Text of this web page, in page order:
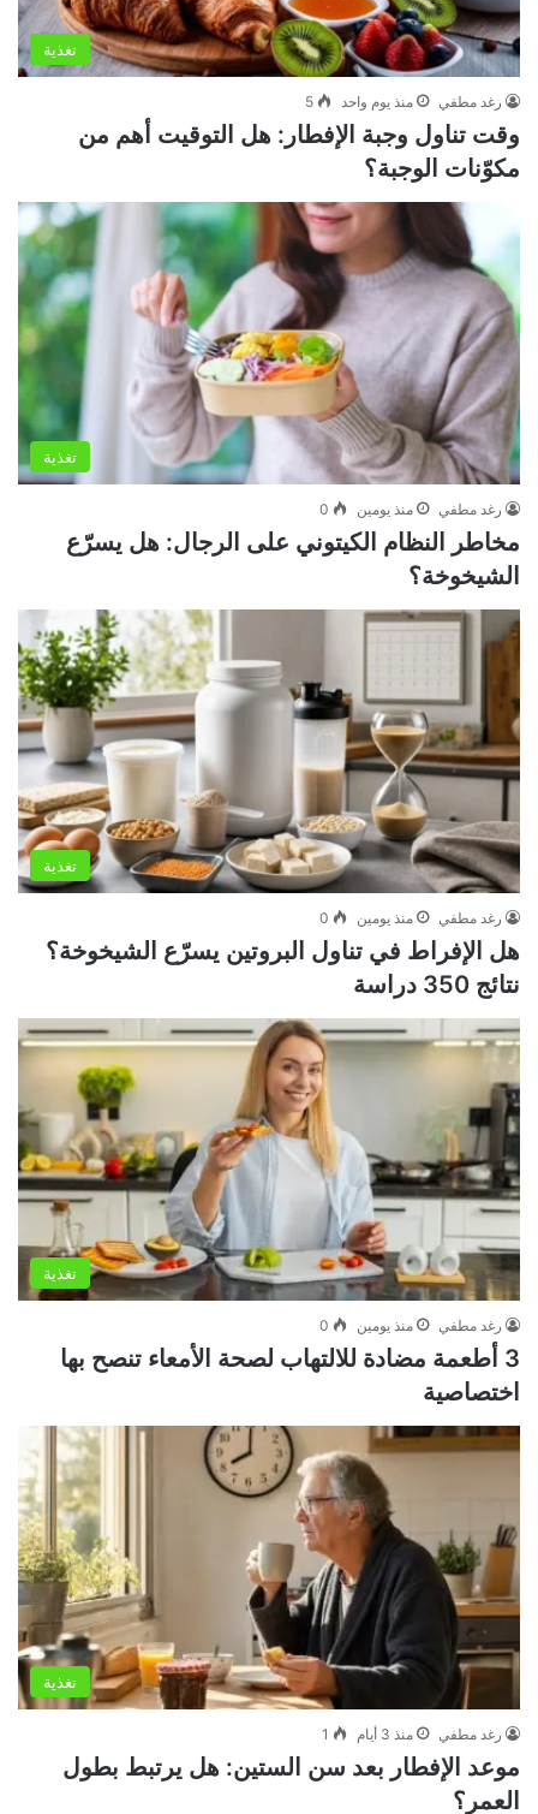
تغذية
رغد مطفي منذ يوم واحد 5
وقت تناول وجبة الإفطار: هل التوقيت أهم من
مكوّنات الوجبة؟
تغذية
رغد مطفي منذ يومين 0
مخاطر النظام الكيتوني على الرجال: هل يسرّع
الشيخوخة؟
تغذية
رغد مطفي منذ يومين 0
هل الإفراط في تناول البروتين يسرّع الشيخوخة؟
نتائج 350 دراسة
تغذية
رغد مطفي منذ يومين 0
3 أطعمة مضادة للالتهاب لصحة الأمعاء تنصح بها
اختصاصية
تغذية
رغد مطفي منذ 3 أيام 1
موعد الإفطار بعد سن الستين: هل يرتبط بطول
العمر؟